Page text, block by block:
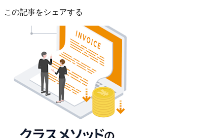
この記事をシェアする